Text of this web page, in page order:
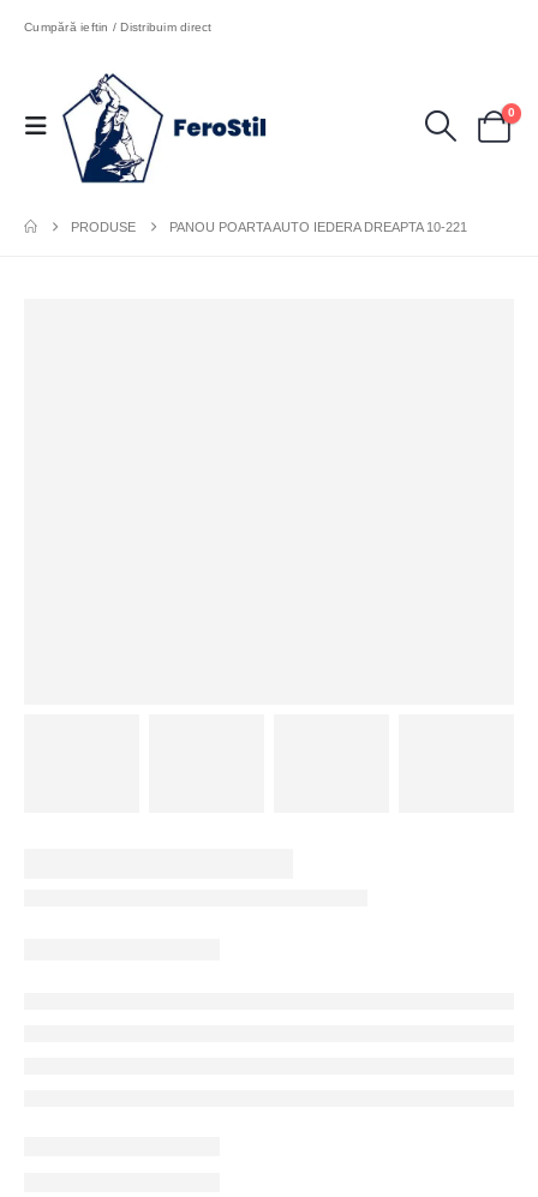
Cumpără ieftin / Distribuim direct
0
PRODUSE PANOU POARTA AUTO IEDERA DREAPTA 10-221